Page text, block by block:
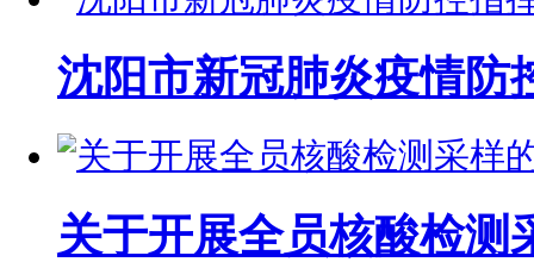
沈阳市新冠肺炎疫情防
关于开展全员核酸检测